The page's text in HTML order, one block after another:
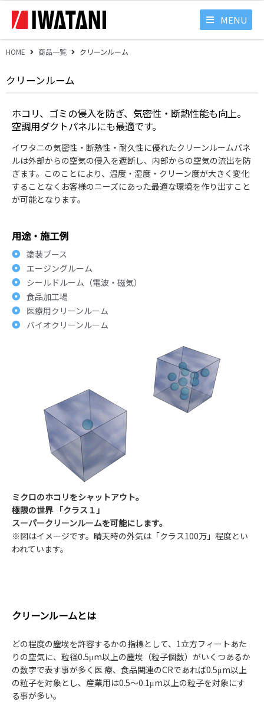
MENU
HOME 商品一覧 クリーンルーム
クリーンルーム
ホコリ、ゴミの侵入を防ぎ、気密性・断熱性能も向上。
空調用ダクトパネルにも最適です。
イワタニの気密性・断熱性・耐久性に優れたクリーンルームパネ
ルは外部からの空気の侵入を遮断し、内部からの空気の流出を防
ぎます。このことにより、温度・湿度・クリーン度が大きく変化
することなくお客様のニーズにあった最適な環境を作り出すこと
が可能となります。
用途・施工例
塗装ブース
エージングルーム
シールドルーム（電波・磁気）
食品加工場
医療用クリーンルーム
バイオクリーンルーム
ミクロのホコリをシャットアウト。
極限の世界 「クラス１」
スーパークリーンルームを可能にします。
※図はイメージです。晴天時の外気は「クラス100万」程度とい
われています。
クリーンルームとは
どの程度の塵埃を許容するかの指標として、1立方フィートあた
りの空気に、粒径0.5μm以上の塵埃（粒子個数）がいくつあるか
の数字で表す事が多く医 療、食品関連のCRであれば0.5μm以上
の粒子を対象とし、産業用は0.5～0.1μm以上の粒子を対象にす
る事が多い。